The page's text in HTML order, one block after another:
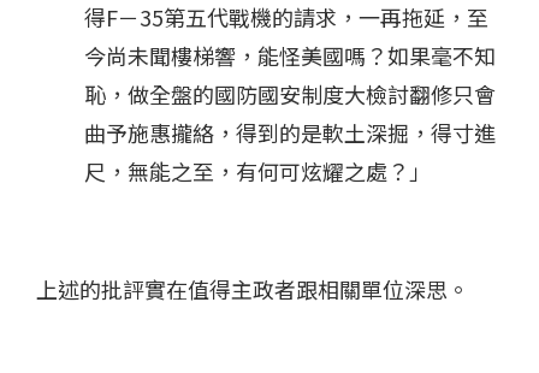
得F－35第五代戰機的請求，一再拖延，至
今尚未聞樓梯響，能怪美國嗎？如果毫不知
恥，做全盤的國防國安制度大檢討翻修只會
曲予施惠攏絡，得到的是軟土深掘，得寸進
尺，無能之至，有何可炫耀之處？」
上述的批評實在值得主政者跟相關單位深思。